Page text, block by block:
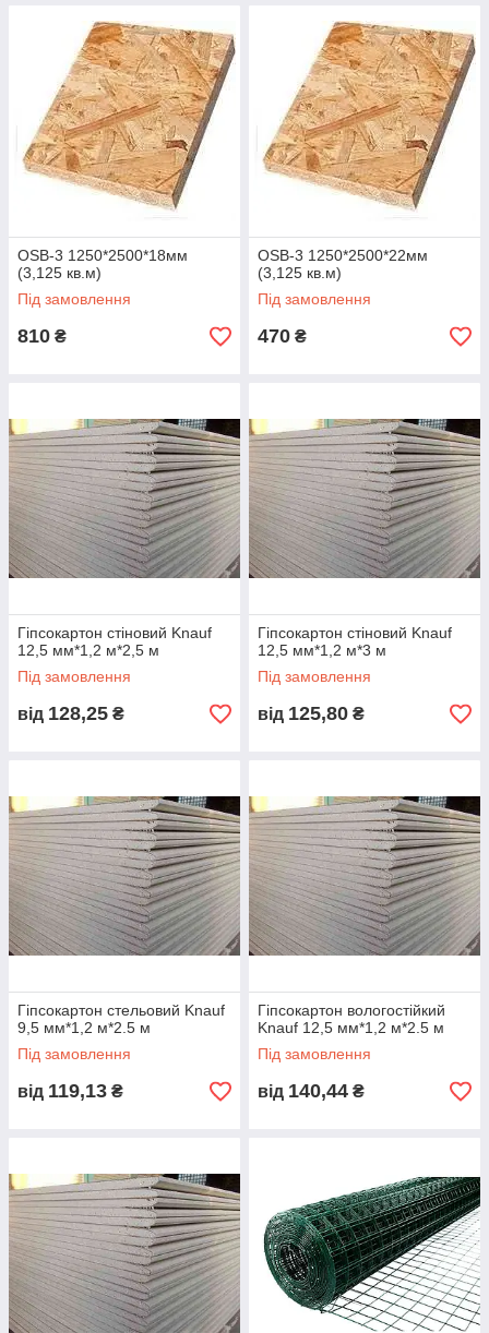
OSB-3 1250*2500*18мм
(3,125 кв.м)
Під замовлення
810 ₴
OSB-3 1250*2500*22мм
(3,125 кв.м)
Під замовлення
470 ₴
Гіпсокартон стіновий Knauf
12,5 мм*1,2 м*2,5 м
Під замовлення
від 128,25 ₴
Гіпсокартон стіновий Knauf
12,5 мм*1,2 м*3 м
Під замовлення
від 125,80 ₴
Гіпсокартон стельовий Knauf
9,5 мм*1,2 м*2.5 м
Під замовлення
від 119,13 ₴
Гіпсокартон вологостійкий
Knauf 12,5 мм*1,2 м*2.5 м
Під замовлення
від 140,44 ₴